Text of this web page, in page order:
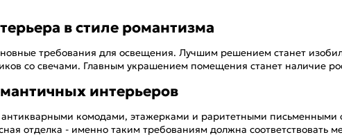
в стиле романтизма
требования для освещения. Лучшим решением станет
со свечами. Главным украшением помещения станет наличие
интерьеров
комодами, этажерками и раритетными письменными
отделка - именно таким требованиям должна соответствовать